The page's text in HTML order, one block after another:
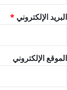
البريد الإلكتروني *
الموقع الإلكتروني